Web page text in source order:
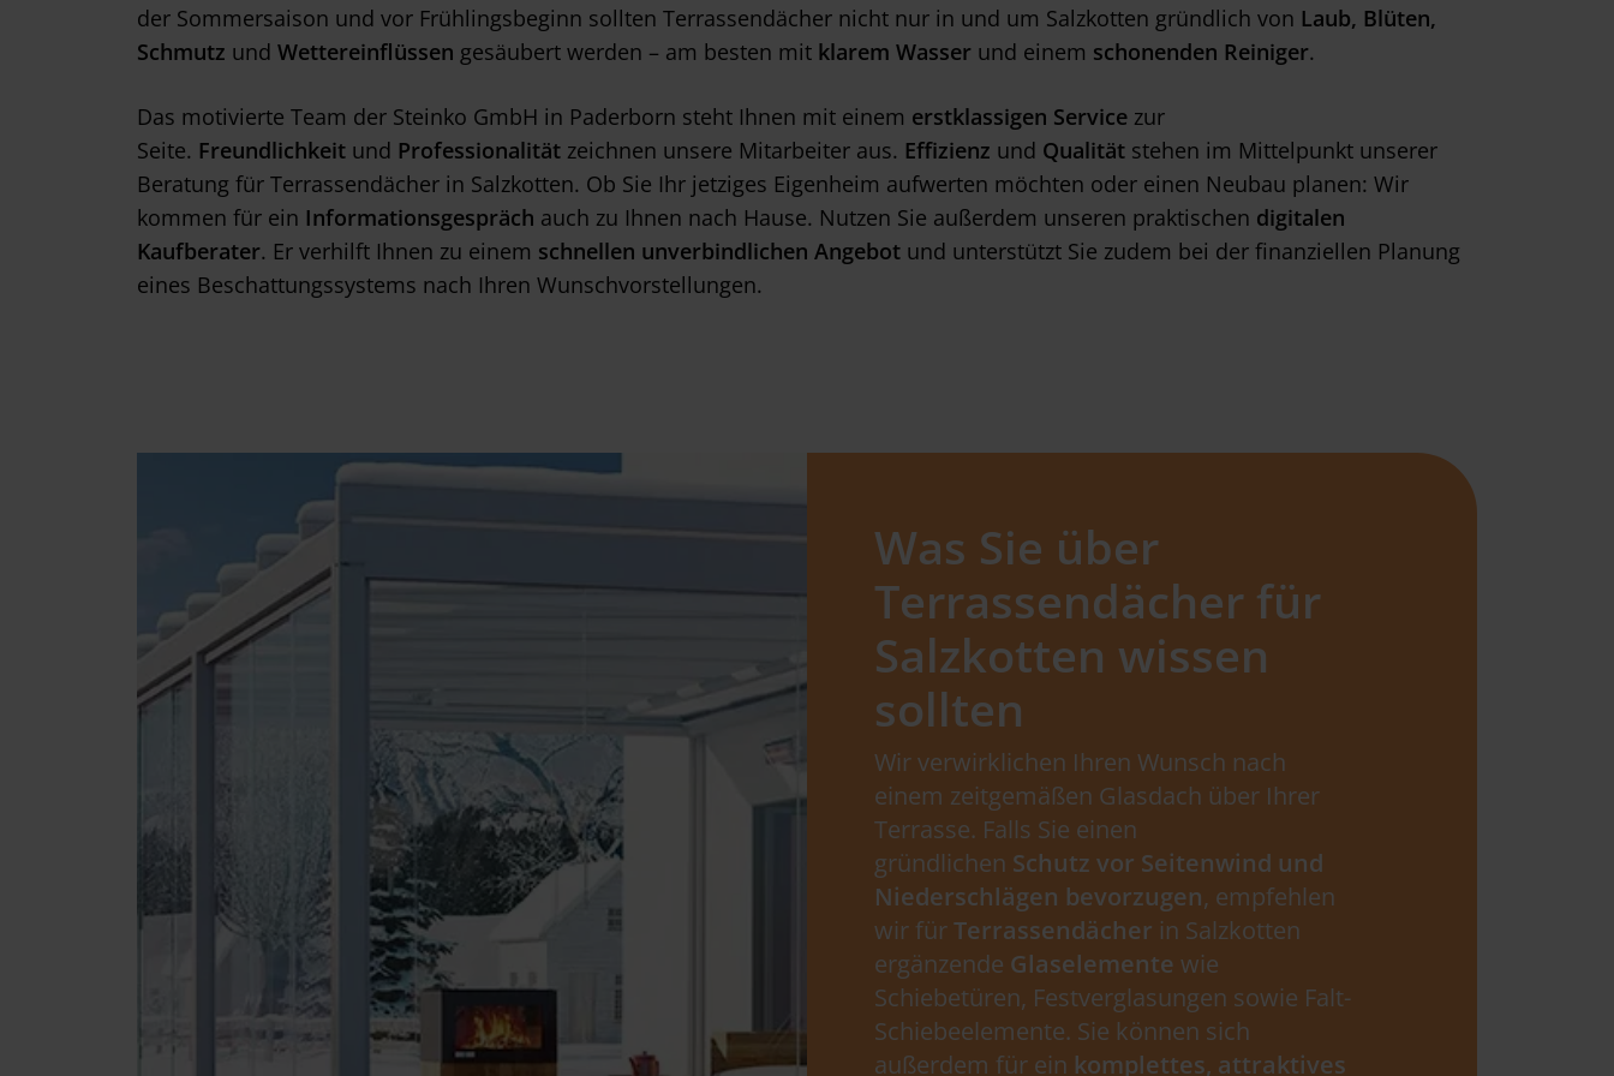
w
a
der Sommersaison und vor Frühlingsbeginn sollten Terrassendächer nicht nur in und um Salzkotten gründlich von Laub, Blüten,
Schmutz und Wettereinflüssen gesäubert werden – am besten mit klarem Wasser und einem schonenden Reiniger.
Das motivierte Team der Steinko GmbH in Paderborn steht Ihnen mit einem erstklassigen Service zur
Seite. Freundlichkeit und Professionalität zeichnen unsere Mitarbeiter aus. Effizienz und Qualität stehen im Mittelpunkt unserer
Beratung für Terrassendächer in Salzkotten. Ob Sie Ihr jetziges Eigenheim aufwerten möchten oder einen Neubau planen: Wir
kommen für ein Informationsgespräch auch zu Ihnen nach Hause. Nutzen Sie außerdem unseren praktischen digitalen
Kaufberater. Er verhilft Ihnen zu einem schnellen unverbindlichen Angebot und unterstützt Sie zudem bei der finanziellen Planung
eines Beschattungssystems nach Ihren Wunschvorstellungen.
Was Sie über
Terrassendächer für
Salzkotten wissen
sollten
Wir verwirklichen Ihren Wunsch nach
einem zeitgemäßen Glasdach über Ihrer
Terrasse. Falls Sie einen
gründlichen Schutz vor Seitenwind und
Niederschlägen bevorzugen, empfehlen
wir fürTerrassendächer in Salzkotten
ergänzende Glaselemente wie
Schiebetüren, Festverglasungen sowie Falt-
Schiebeelemente. Sie können sich
außerdem für ein komplettes, attraktives